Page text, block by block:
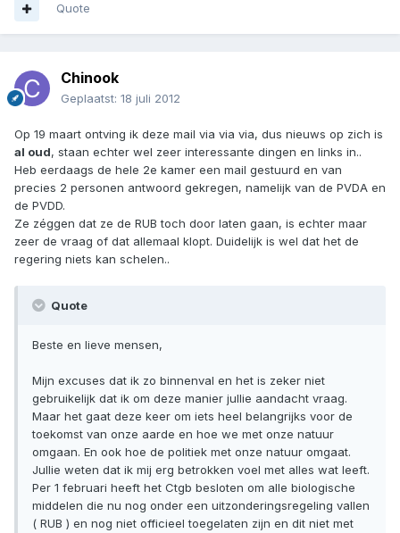
Quote
Chinook
Geplaatst: 18 juli 2012
Op 19 maart ontving ik deze mail via via via, dus nieuws op zich is
al oud, staan echter wel zeer interessante dingen en links in..
Heb eerdaags de hele 2e kamer een mail gestuurd en van
precies 2 personen antwoord gekregen, namelijk van de PVDA en
de PVDD.
Ze zéggen dat ze de RUB toch door laten gaan, is echter maar
zeer de vraag of dat allemaal klopt. Duidelijk is wel dat het de
regering niets kan schelen..
Quote
Beste en lieve mensen,
Mijn excuses dat ik zo binnenval en het is zeker niet
gebruikelijk dat ik om deze manier jullie aandacht vraag.
Maar het gaat deze keer om iets heel belangrijks voor de
toekomst van onze aarde en hoe we met onze natuur
omgaan. En ook hoe de politiek met onze natuur omgaat.
Jullie weten dat ik mij erg betrokken voel met alles wat leeft.
Per 1 februari heeft het Ctgb besloten om alle biologische
middelen die nu nog onder een uitzonderingsregeling vallen
( RUB ) en nog niet officieel toegelaten zijn en dit niet met